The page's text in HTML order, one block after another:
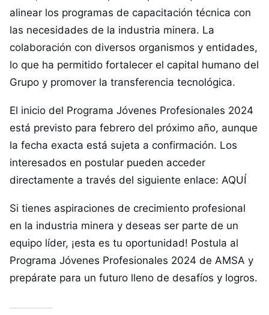
alinear los programas de capacitación técnica con
las necesidades de la industria minera. La
colaboración con diversos organismos y entidades,
lo que ha permitido fortalecer el capital humano del
Grupo y promover la transferencia tecnológica.
El inicio del Programa Jóvenes Profesionales 2024
está previsto para febrero del próximo año, aunque
la fecha exacta está sujeta a confirmación. Los
interesados ​​en postular pueden acceder
directamente a través del siguiente enlace: AQUÍ
Si tienes aspiraciones de crecimiento profesional
en la industria minera y deseas ser parte de un
equipo líder, ¡esta es tu oportunidad! Postula al
Programa Jóvenes Profesionales 2024 de AMSA y
prepárate para un futuro lleno de desafíos y logros.